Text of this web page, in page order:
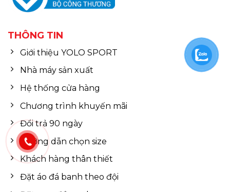
THÔNG TIN
Giới thiệu YOLO SPORT
Nhà máy sản xuất
Hệ thống cửa hàng
Chương trình khuyến mãi
Đổi trả 90 ngày
Hướng dẫn chọn size
Khách hàng thân thiết
Đặt áo đá banh theo đội